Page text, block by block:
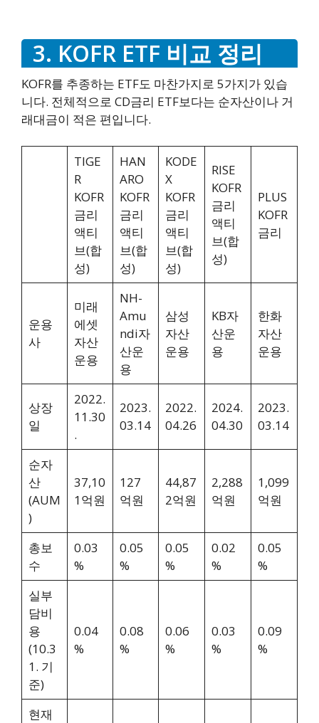
3. KOFR ETF 비교 정리
KOFR를 추종하는 ETF도 마찬가지로 5가지가 있습
니다. 전체적으로 CD금리 ETF보다는 순자산이나 거
래대금이 적은 편입니다.
TIGE
R
KOFR
금리
액티
브(합
성)
HAN
ARO
KOFR
금리
액티
브(합
성)
KODE
X
KOFR
금리
액티
브(합
성)
RISE
KOFR
금리
액티
브(합
성)
PLUS
KOFR
금리
운용
사
미래
에셋
자산
운용
NH-
Amu
ndi자
산운
용
삼성
자산
운용
KB자
산운
용
한화
자산
운용
상장
일
2022.
11.30
.
2023.
03.14
2022.
04.26
2024.
04.30
2023.
03.14
순자
산
(AUM
)
37,10
1억원
127
억원
44,87
2억원
2,288
억원
1,099
억원
총보
수
0.03
%
0.05
%
0.05
%
0.02
%
0.05
%
실부
담비
용
(10.3
1. 기
준)
0.04
%
0.08
%
0.06
%
0.03
%
0.09
%
현재